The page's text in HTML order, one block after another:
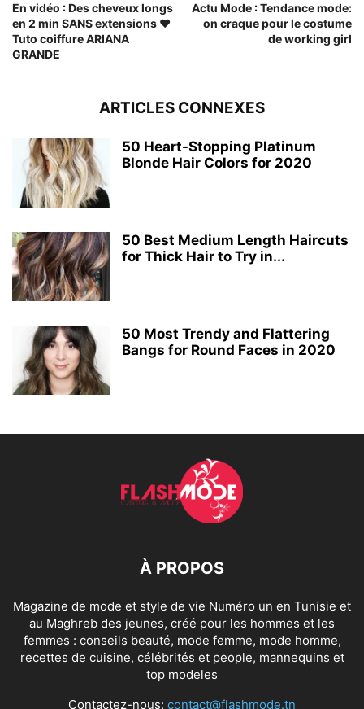
En vidéo : Des cheveux longs
en 2 min SANS extensions ❤
Tuto coiffure ARIANA
GRANDE
Actu Mode : Tendance mode:
on craque pour le costume
de working girl
ARTICLES CONNEXES
50 Heart-Stopping Platinum
Blonde Hair Colors for 2020
50 Best Medium Length Haircuts
for Thick Hair to Try in...
50 Most Trendy and Flattering
Bangs for Round Faces in 2020
À PROPOS
Magazine de mode et style de vie Numéro un en Tunisie et
au Maghreb des jeunes, créé pour les hommes et les
femmes : conseils beauté, mode femme, mode homme,
recettes de cuisine, célébrités et people, mannequins et
top modeles
Contactez-nous: contact@flashmode.tn